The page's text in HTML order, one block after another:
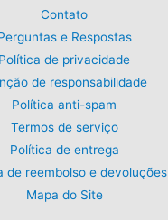
Contato
e Respostas
Política de privacidade
de responsabilidade
Política anti-spam
Termos de serviço
Política de entrega
de reembolso e devoluções
Mapa do Site